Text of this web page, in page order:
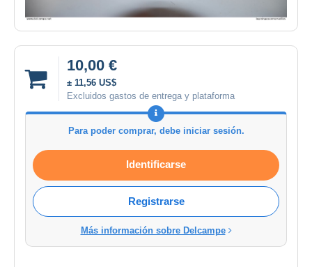
10,00 €
± 11,56 US$
Excluidos gastos de entrega y plataforma
Para poder comprar, debe iniciar sesión.
Identificarse
Registrarse
Más información sobre Delcampe